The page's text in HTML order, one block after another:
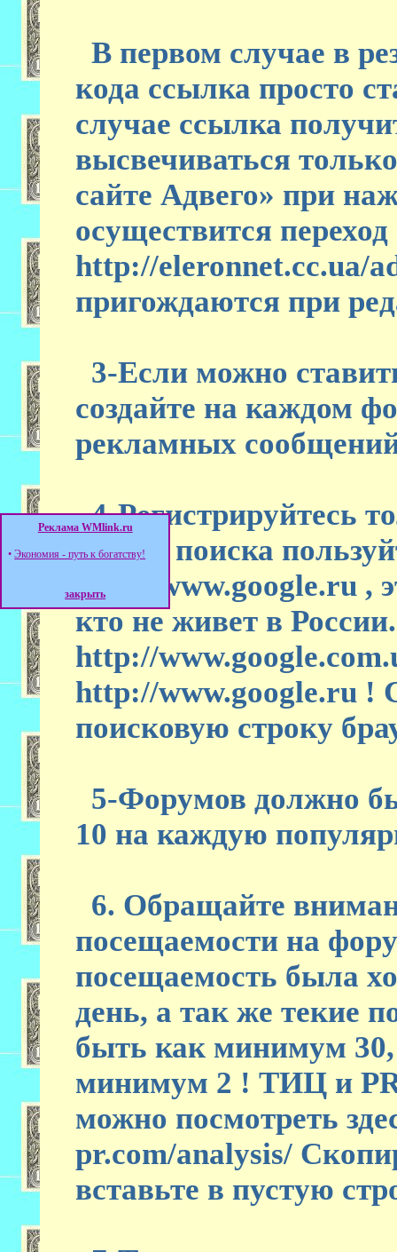
Реклама WMlink.ru
•Экономия - путь к богатству!
закрыть
В первом случае в
кода ссылка просто
случае ссылка
высвечиваться
сайте Адвего» при
осуществится
http://eleronnet.cc.ua/
пригождаются при
3-Если можно
создайте на каждом
рекламных
4-Регистрируйтесь
для их поиска
http://www.google.ru ,
кто не живет в
http://
http://www.google.ru !
поисковую строку
5-Форумов должно
10 на каждую
6. Обращайте
посещаемости на
посещаемость была
день, а так же текие
быть как минимум
минимум 2 ! ТИЦ и
можно посмотреть
pr.com/analysis/
вставьте в пустую